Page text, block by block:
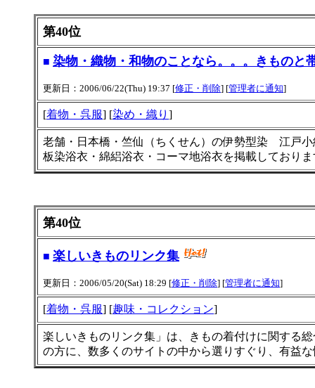
第40位
■ 染物・織物・和物のことなら。。。きもの
更新日：2006/06/22(Thu) 19:37 [修正・削除] [管理者に通知]
[着物・呉服] [染め・織り ]
老舗・日本橋・竺仙（ちくせん）の伊勢型染 江戸
板染浴衣・綿絽浴衣・コーマ地浴衣を掲載しており
第40位
■ 楽しいきものリンク集
更新日：2006/05/20(Sat) 18:29 [修正・削除] [管理者に通知]
[着物・呉服] [趣味・コレクション]
楽しいきものリンク集」は、きもの着付けに関する
の方に、数多くのサイトの中から選りすぐり、有益